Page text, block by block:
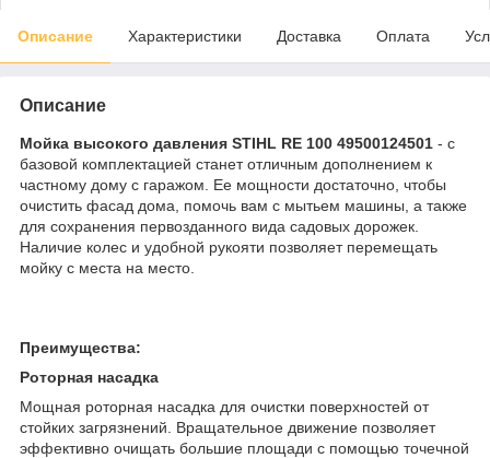
Описание Характеристики Доставка Оплата
Описание
Мойка высокого давления STIHL RE 100 49500124501 - с
базовой комплектацией станет отличным дополнением к
частному дому с гаражом. Ее мощности достаточно, чтобы
очистить фасад дома, помочь вам с мытьем машины, а также
для сохранения первозданного вида садовых дорожек.
Наличие колес и удобной рукояти позволяет перемещать
мойку с места на место.
Преимущества:
Роторная насадка
Мощная роторная насадка для очистки поверхностей от
стойких загрязнений. Вращательное движение позволяет
эффективно очищать большие площади с помощью точечной